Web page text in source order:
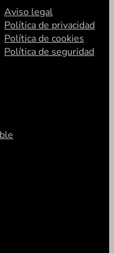
Aviso legal
Política de privacidad
Política de cookies
Política de seguridad